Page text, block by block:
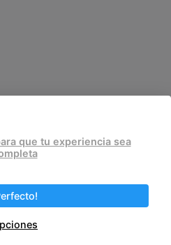
que tu experiencia sea